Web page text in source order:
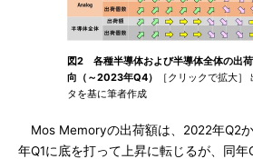
図2 各種半導体および半導体全体の出
向（～2023年Q4）
［クリックで拡大
タを基に筆者作成
Mos Memoryの出荷額は、2022年Q2
年Q1に底を打って上昇に転じるが、同